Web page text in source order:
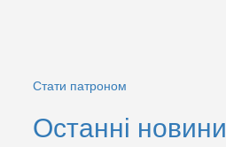
Стати патроном
Останні новини